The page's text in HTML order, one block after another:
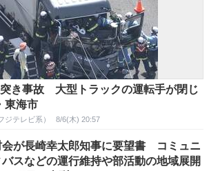
き事故 大型トラックの運転手が閉じ
東海市
ジテレビ系） 8/6(木) 20:57
会が長崎幸太郎知事に要望書 コミュニ
バスなどの運行維持や部活動の地域展開